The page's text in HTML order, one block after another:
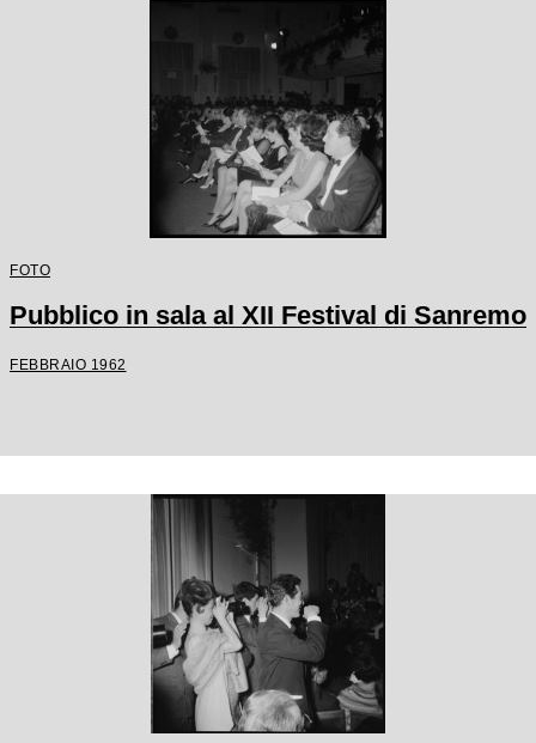
FOTO
Pubblico in sala al XII Festival di Sanremo
FEBBRAIO 1962